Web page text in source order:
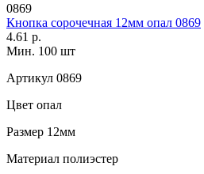
0869
Кнопка сорочечная 12мм опал 0869
4.61 р.
Мин. 100 шт
Артикул 0869
Цвет опал
Размер 12мм
Материал полиэстер